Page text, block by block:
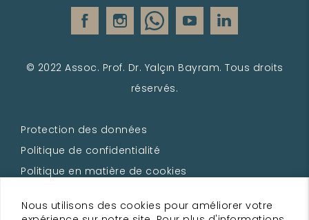
Nous utilisons des cookies pour améliorer votre
© 2022 Assoc. Prof. Dr. Yalçın Bayram. Tous droits
réservés.
Protection des données
Politique de confidentialité
Politique en matière de cookies
Clause de non-responsabilité